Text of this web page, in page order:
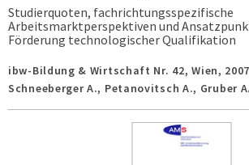
Studierquoten, fachrichtungsspezifische
Arbeitsmarktperspektiven und
Förderung technologischer Qualifikation
ibw-Bildung & Wirtschaft Nr. 42,Wien, 2007
Schneeberger A., Petanovitsch A., Gruber A.